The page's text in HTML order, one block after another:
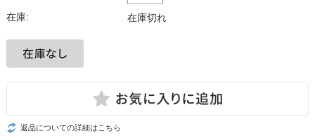
在庫: 在庫切れ
返品についての詳細はこちら